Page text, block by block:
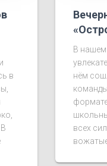
в
В
нём
всех